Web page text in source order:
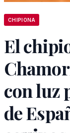
CHIPIONA
El
con luz
de